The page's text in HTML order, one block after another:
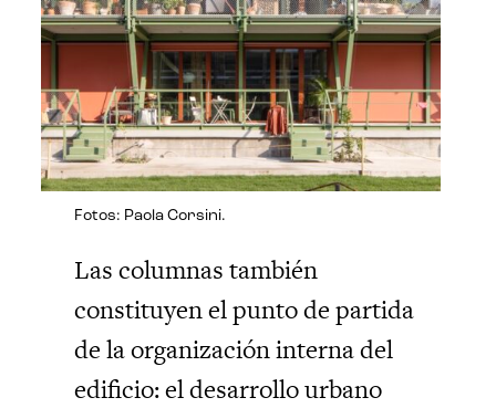
Fotos: Paola Corsini.
Las columnas también
constituyen el punto de partida
de la organización interna del
edificio: el desarrollo urbano